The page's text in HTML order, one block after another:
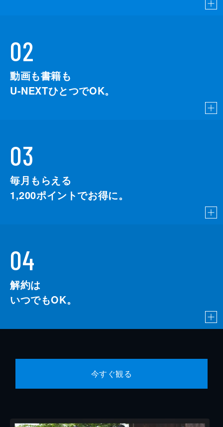
02
動画も書籍も
U-NEXTひとつでOK。
03
毎月もらえる
1,200ポイントでお得に。
04
解約は
いつでもOK。
今すぐ観る